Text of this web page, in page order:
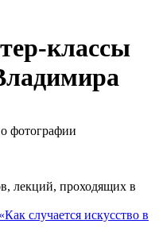
классы
фотографии
лекций, проходящих в